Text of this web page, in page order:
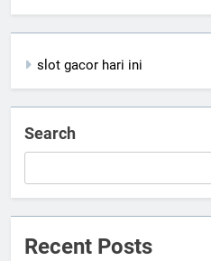
slot gacor hari ini
Search
Recent Posts